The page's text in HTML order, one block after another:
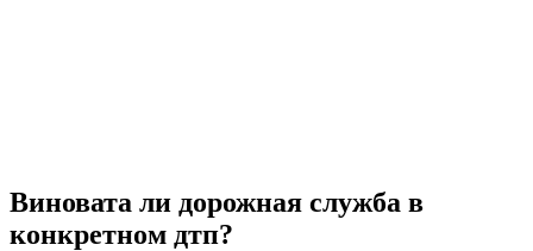
Виновата ли дорожная служба в
конкретном дтп?